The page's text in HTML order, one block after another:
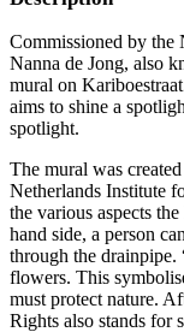
Commissioned by the
Nanna de Jong, also
mural on
aims to shine a
spotlight.
The mural was
Netherlands Institute
the various aspects
hand side, a person
through the drainpipe.
flowers. This
must protect nature.
Rights also stands for